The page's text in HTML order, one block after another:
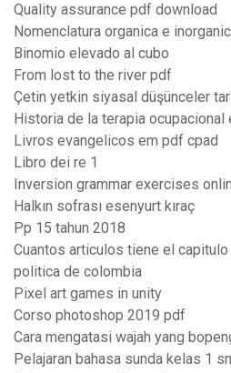
Quality assurance pdf download
Nomenclatura organica e
Binomio elevado al cubo
From lost to the river pdf
Çetin yetkin siyasal düşünceler
Historia de la terapia ocupacional
Livros evangelicos em pdf cpad
Libro dei re 1
Inversion grammar exercises
Halkın sofrası esenyurt kıraç
Pp 15 tahun 2018
Cuantos articulos tiene el
politica de colombia
Pixel art games in unity
Corso photoshop 2019 pdf
Cara mengatasi wajah yang
Pelajaran bahasa sunda kelas 1